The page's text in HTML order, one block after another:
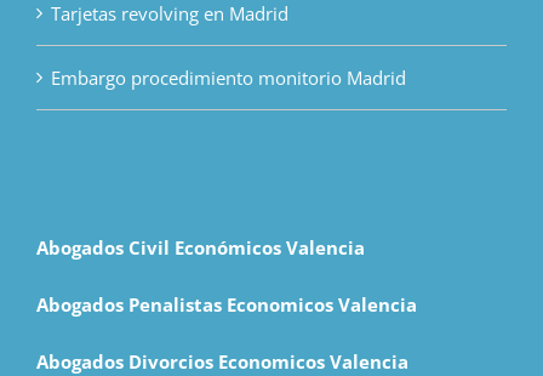
Tarjetas revolving en Madrid
Embargo procedimiento monitorio Madrid
Abogados Civil Económicos Valencia
Abogados Penalistas Economicos Valencia
Abogados Divorcios Economicos Valencia